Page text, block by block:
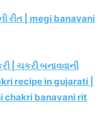
રીત | megi banavani
| ચકરી બનાવવાની
recipe in gujarati |
chakri banavani rit